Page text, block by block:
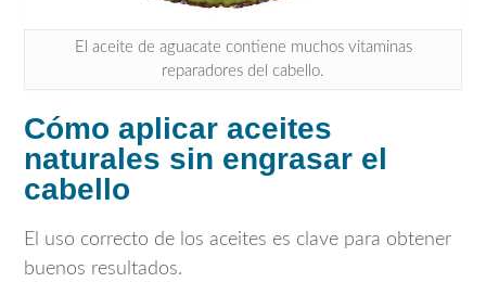
El aceite de aguacate contiene muchos vitaminas
reparadores del cabello.
Cómo aplicar aceites
naturales sin engrasar el
cabello
El uso correcto de los aceites es clave para obtener
buenos resultados.